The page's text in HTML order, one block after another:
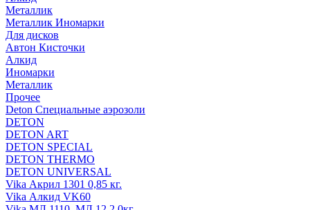
Металлик
Металлик Иномарки
Для дисков
Автон Кисточки
Алкид
Иномарки
Металлик
Прочее
Deton Специальные аэрозоли
DETON
DETON ART
DETON SPECIAL
DETON THERMO
DETON UNIVERSAL
Vika Акрил 1301 0,85 кг.
Vika Алкид VK60